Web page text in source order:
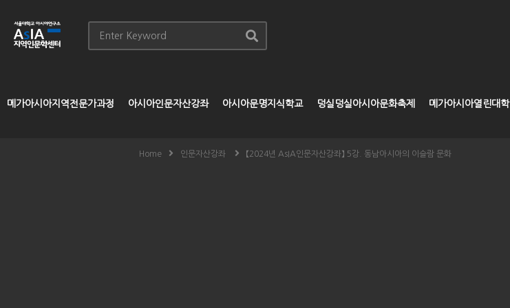
메가아시아지역전문가과정 아시아인문자산강좌 아시아문명지식학교 덩실덩실아시아문화축제 메가아시아열린대학
Home 인문자산강좌 【2024년 AsIA인문자산강좌】 5강. 동남아시아의 이슬람 문화